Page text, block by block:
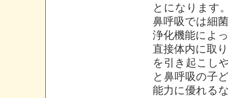
とになります
鼻呼吸では細
浄化機能によ
直接体内に取
を引き起こし
と鼻呼吸の子
能力に優れる